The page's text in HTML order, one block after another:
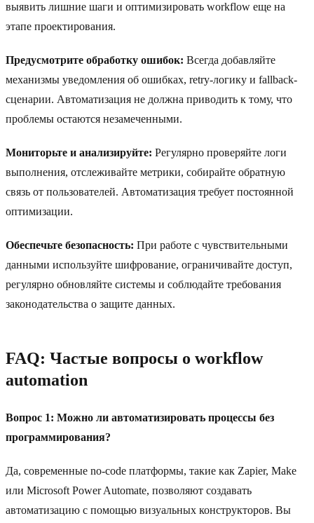
выявить лишние шаги и оптимизировать workflow еще на
этапе проектирования.
Предусмотрите обработку ошибок: Всегда добавляйте
механизмы уведомления об ошибках, retry-логику и fallback-
сценарии. Автоматизация не должна приводить к тому, что
проблемы остаются незамеченными.
Мониторьте и анализируйте: Регулярно проверяйте логи
выполнения, отслеживайте метрики, собирайте обратную
связь от пользователей. Автоматизация требует постоянной
оптимизации.
Обеспечьте безопасность: При работе с чувствительными
данными используйте шифрование, ограничивайте доступ,
регулярно обновляйте системы и соблюдайте требования
законодательства о защите данных.
FAQ: Частые вопросы о workflow
automation
Вопрос 1: Можно ли автоматизировать процессы без
программирования?
Да, современные no-code платформы, такие как Zapier, Make
или Microsoft Power Automate, позволяют создавать
автоматизацию с помощью визуальных конструкторов. Вы